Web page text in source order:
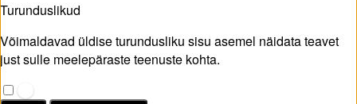
Turunduslikud
Võimaldavad üldise turundusliku sisu asemel näidata teavet
just sulle meelepäraste teenuste kohta.